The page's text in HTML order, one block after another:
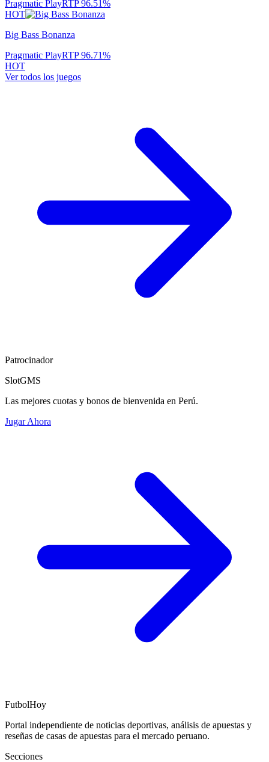
Pragmatic PlayRTP96.51 %
HOT
Big Bass Bonanza
Pragmatic PlayRTP96.71%
HOT
Ver todos los juegos
Patrocinador
SlotGMS
Las mejores cuotas y bonos de bienvenida en Perú.
Jugar Ahora
FutbolHoy
Portal independiente de noticias deportivas, análisis de apuestas y
reseñas de casas de apuestas para el mercado peruano.
Secciones